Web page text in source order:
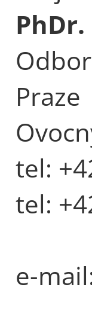
Praze
tel:
tel:
e-